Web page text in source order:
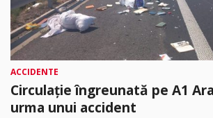
ACCIDENTE
Circulație îngreunată pe A1
urma unui accident